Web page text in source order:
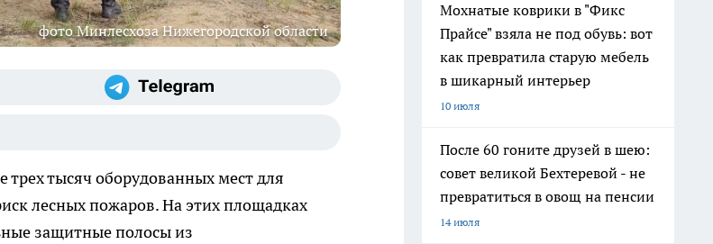
фото Минлесхоза Нижегородской области
тысяч оборудованных мест для
лесных пожаров. На этих площадках
защитные полосы из
Мохнатые коврики в "Фикс
Прайсе" взяла не под обувь: вот
как превратила старую мебель
в шикарный интерьер
10 июля
После 60 гоните друзей в шею:
совет великой Бехтеревой - не
превратиться в овощ на пенсии
14 июля